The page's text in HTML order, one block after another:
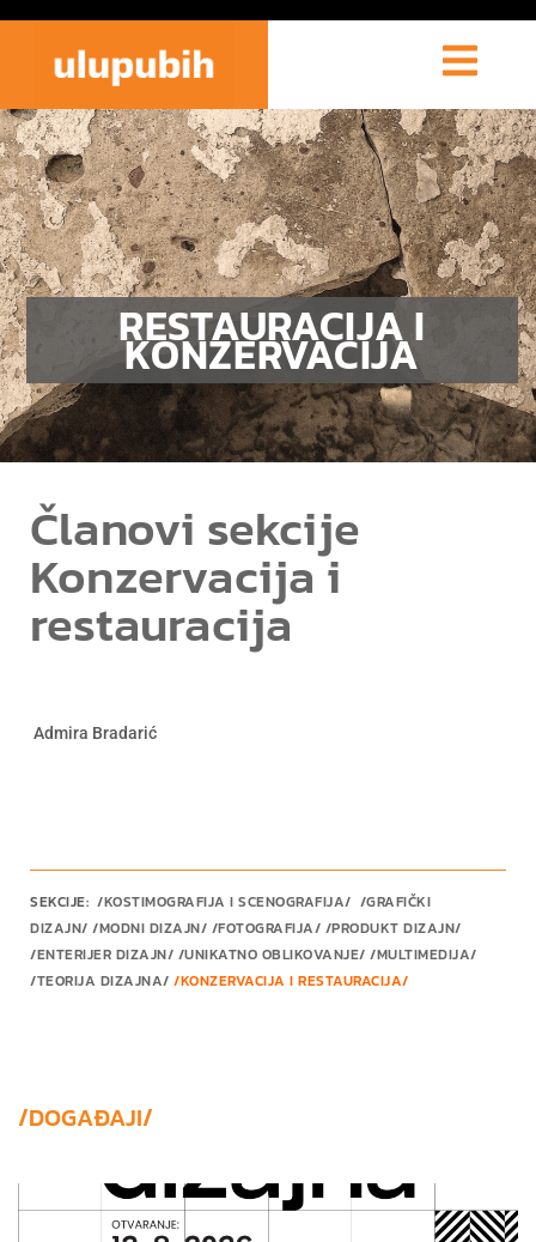
RESTAURACIJA I
KONZERVACIJA
Članovi sekcije
Konzervacija i
restauracija
Admira Bradarić
SEKCIJE: /KOSTIMOGRAFIJA I SCENOGRAFIJA/ /GRAFIČKI
DIZAJN/ /MODNI DIZAJN/ /FOTOGRAFIJA/ /PRODUKT DIZAJN/
/ENTERIJER DIZAJN/ /UNIKATNO OBLIKOVANJE/ /MULTIMEDIJA/
/TEORIJA DIZAJNA/ /KONZERVACIJA I RESTAURACIJA/
/DOGAĐAJI/